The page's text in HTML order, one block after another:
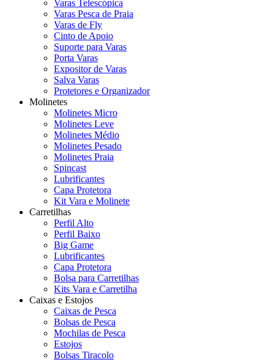
Varas Telescópica
Varas Pesca de Praia
Varas de Fly
Cinto de Apoio
Suporte para Varas
Porta Varas
Expositor de Varas
Salva Varas
Protetores e Organizador
Molinetes
Molinetes Micro
Molinetes Leve
Molinetes Médio
Molinetes Pesado
Molinetes Praia
Spincast
Lubrificantes
Capa Protetora
Kit Vara e Molinete
Carretilhas
Perfil Alto
Perfil Baixo
Big Game
Lubrificantes
Capa Protetora
Bolsa para Carretilhas
Kits Vara e Carretilha
Caixas e Estojos
Caixas de Pesca
Bolsas de Pesca
Mochilas de Pesca
Estojos
Bolsas Tiracolo